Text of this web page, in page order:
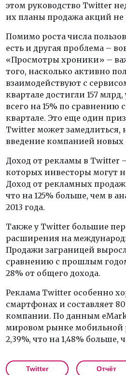
этом руководство Twitter
их планы продажа акций не
Помимо роста числа
есть и другая проблема –
«Просмотры хроники» –
того, насколько активно
взаимодействуют с
квартале достигли 157
всего на 15% по сравнению
квартале. Это еще один
Twitter может замедлиться,
введение компанией
Доход от рекламы в Twitter
которых инвесторы могут
Доход от рекламных продаж
что на 125% больше, чем в
2013 года.
Также у Twitter большие
расширения на
Продажи заграницей
сравнению с прошлым
28% от общего дохода.
Реклама Twitter особенно
смартфонах и составляет
компании. По данным
мировом рынке мобильной
2,39%, что на 1,48% больше,
Twitter Отчёт